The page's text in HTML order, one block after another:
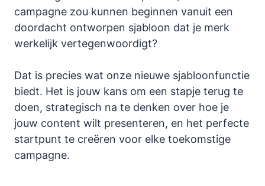
campagne zou kunnen beginnen vanuit een
doordacht ontworpen sjabloon dat je merk
werkelijk vertegenwoordigt?
Dat is precies wat onze nieuwe sjabloonfunctie
biedt. Het is jouw kans om een stapje terug te
doen, strategisch na te denken over hoe je
jouw content wilt presenteren, en het perfecte
startpunt te creëren voor elke toekomstige
campagne.